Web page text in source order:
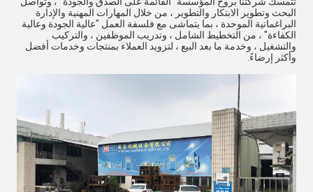
البحث وتطوير الابتكار والتطوير ، من خلال المهارات المهنية والإدارة
البراغماتية الموحدة ، بما يتماشى مع فلسفة العمل "عالية الجودة وعالية
الكفاءة" ، من التخطيط الشامل ، وتدريب الموظفين ، والتركيب
والتشغيل ، وخدمة ما بعد البيع ، لتزويد العملاء بمنتجات وخدمات أفضل
وأكثر إرضاءً.